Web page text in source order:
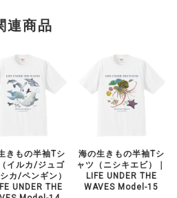
連商品
きもの半袖Tシ
イルカ/ジュゴ
カ/ペンギン）
UNDER THE
海の生きもの半袖Tシ
ャツ（ニシキエビ）｜
LIFE UNDER THE
WAVES Model-15